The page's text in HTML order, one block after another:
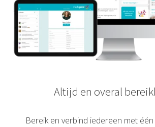
Altijd en overal
Bereik en verbind iedereen met één